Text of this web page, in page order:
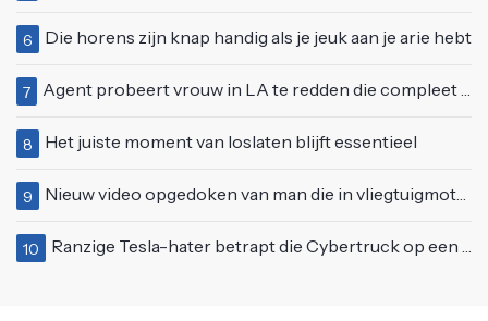
6 Die horens zijn knap handig als je jeuk aan je arie hebt
7 Agent probeert vrouw in LA te redden die compleet van het padje is
8 Het juiste moment van loslaten blijft essentieel
9 Nieuw video opgedoken van man die in vliegtuigmotor springt op vliegveld Milaan
10 Ranzige Tesla-hater betrapt die Cybertruck op een 'speciale bruine coating' trakteert